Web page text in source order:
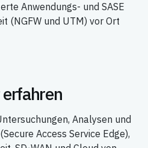
Anwendungs- und SASE
(NGFW und UTM) vor Ort
Analysen und
Access Service Edge),